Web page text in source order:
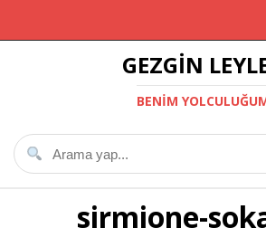
GEZGIN
BENIM
sirmione-